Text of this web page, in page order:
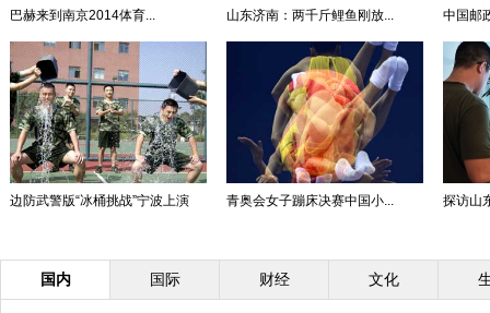
巴赫来到南京2014体育... 山东济南：两千斤鲤鱼刚放... 中国邮
边防武警版“冰桶挑战”宁波上演 青奥会女子蹦床决赛中国小... 探访山
国内 国际 财经 文化